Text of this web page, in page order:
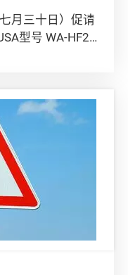
月三十日）促请
型号 WA-HF28